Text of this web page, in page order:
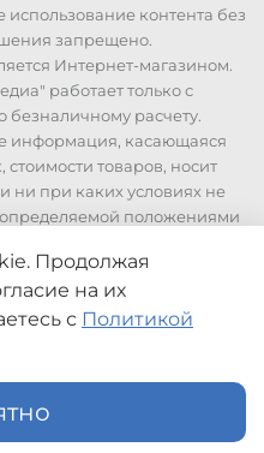
контента без
запрещено.
Интернет-магазином.
работает только с
расчету.
информация, касающаяся
стоимости товаров, носит
ни при каких условиях не
положениями
необходимо
по телефонам указанным
Корзина Избранное
Продолжая
на их
с Политикой